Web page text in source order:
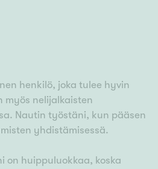
henkilö, joka tulee hyvin
myös nelijalkaisten
Nautin työstäni, kun pääsen
yhdistämisessä.
on huippuluokkaa, koska